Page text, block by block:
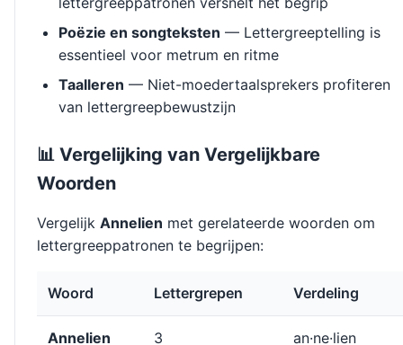
Poëzie en songteksten — Lettergreeptelling is
essentieel voor metrum en ritme
Taalleren — Niet-moedertaalsprekers profiteren
van lettergreepbewustzijn
📊 Vergelijking van Vergelijkbare
Woorden
Vergelijk Annelien met gerelateerde woorden om
lettergreeppatronen te begrijpen:
Woord Lettergrepen Verdeling
Annelien 3 an·ne·lien